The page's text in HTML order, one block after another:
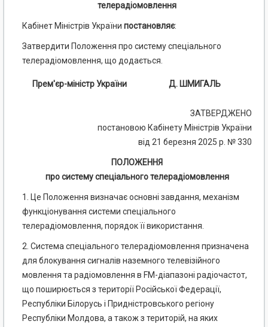
телерадіомовлення
Кабінет Міністрів України постановляє:
Затвердити Положення про систему спеціального
телерадіомовлення, що додається.
Прем'єр-міністр України Д. ШМИГАЛЬ
ЗАТВЕРДЖЕНО
постановою Кабінету Міністрів України
від 21 березня 2025 р. № 330
ПОЛОЖЕННЯ
про систему спеціального телерадіомовлення
1. Це Положення визначає основні завдання, механізм
функціонування системи спеціального
телерадіомовлення, порядок її використання.
2. Система спеціального телерадіомовлення призначена
для блокування сигналів наземного телевізійного
мовлення та радіомовлення в FM-діапазоні радіочастот,
що поширюється з території Російської Федерації,
Республіки Білорусь і Придністровського регіону
Республіки Молдова, а також з територій, на яких